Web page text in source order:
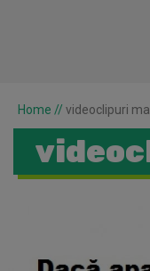
Home // videoclipuri